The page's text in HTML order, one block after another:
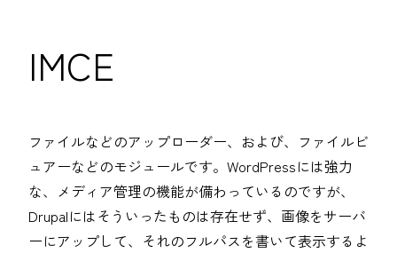
IMCE
ファイルなどのアップローダー、および、ファイルビ
ュアーなどのモジュールです。WordPressには強力
な、メディア管理の機能が備わっているのですが、
Drupalにはそういったものは存在せず、画像をサーバ
ーにアップして、それのフルパスを書いて表示するよ